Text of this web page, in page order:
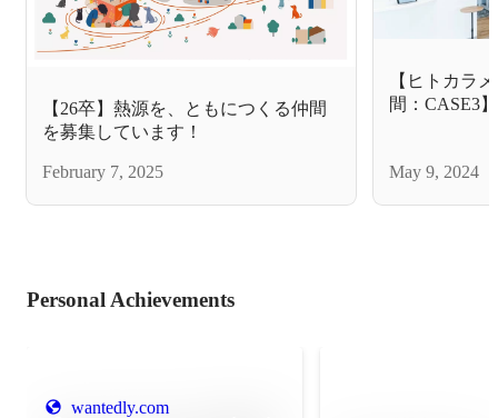
【26卒】熱源を、ともにつくる仲間
を募集しています！
February 7, 2025
【ヒトカラ
間：CASE3
デュース！
May 9, 2024
Personal Achievements
wantedly.com